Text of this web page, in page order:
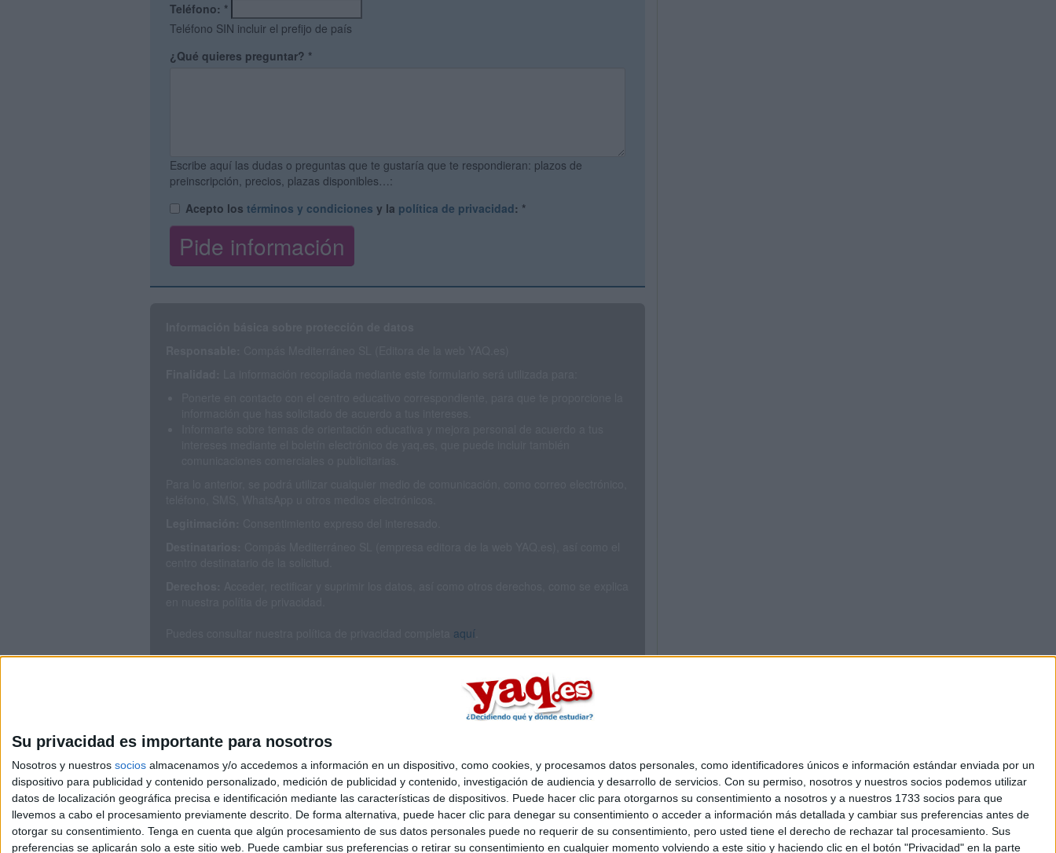
Su privacidad es importante para nosotros
Nosotros y nuestros socios almacenamos y/o accedemos a información en un dispositivo, como cookies, y procesamos datos personales, como identificadores únicos e información estándar enviada por un
dispositivo para publicidad y contenido personalizado, medición de publicidad y contenido, investigación de audiencia y desarrollo de servicios. Con su permiso, nosotros y nuestros socios podemos utilizar
datos de localización geográfica precisa e identificación mediante las características de dispositivos. Puede hacer clic para otorgarnos su consentimiento a nosotros y a nuestros 1733 socios para que
llevemos a cabo el procesamiento previamente descrito. De forma alternativa, puede hacer clic para denegar su consentimiento o acceder a información más detallada y cambiar sus preferencias antes de
otorgar su consentimiento. Tenga en cuenta que algún procesamiento de sus datos personales puede no requerir de su consentimiento, pero usted tiene el derecho de rechazar tal procesamiento. Sus
preferencias se aplicarán solo a este sitio web. Puede cambiar sus preferencias o retirar su consentimiento en cualquier momento volviendo a este sitio y haciendo clic en el botón "Privacidad" en la parte
Teléfono: *
Teléfono SIN incluir el prefijo de país
¿Qué quieres preguntar? *
Escribe aquí las dudas o preguntas que te gustaría que te respondieran: plazos de
preinscripción, precios, plazas disponibles…:
Acepto los términos y condiciones y la política de privacidad: *
aquí
Quiénes somos|Contactar|Anúnciate
Aviso legal|Politica de privacidad|Condiciones generales|Política de cookies
© 2003-2026Compás Mediterráneo S.L.- Diego de León 47 - 28006 Madrid [ESPAÑA] - Tel. +34 91 593 2767